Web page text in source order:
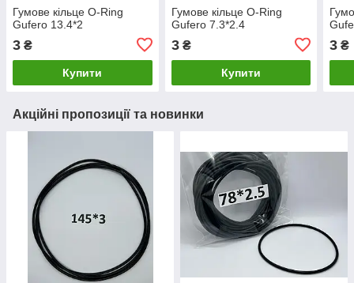
Гумове кільце O-Ring
Gufero 13.4*2
3 ₴
Купити
Гумове кільце O-Ring
Gufero 7.3*2.4
3₴
Купити
3 ₴
Акційні пропозиції та новинки